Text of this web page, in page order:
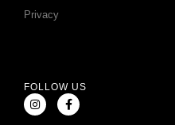
Privacy
FOLLOW US